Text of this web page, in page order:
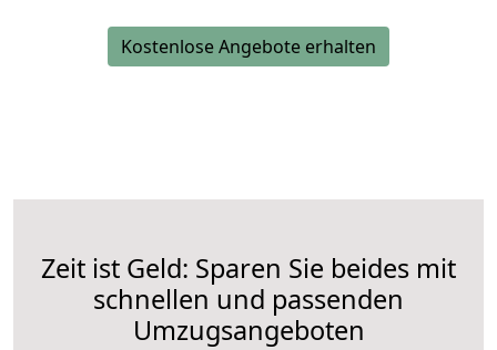
Kostenlose Angebote erhalten
Zeit ist Geld: Sparen Sie beides mit
schnellen und passenden
Umzugsangeboten